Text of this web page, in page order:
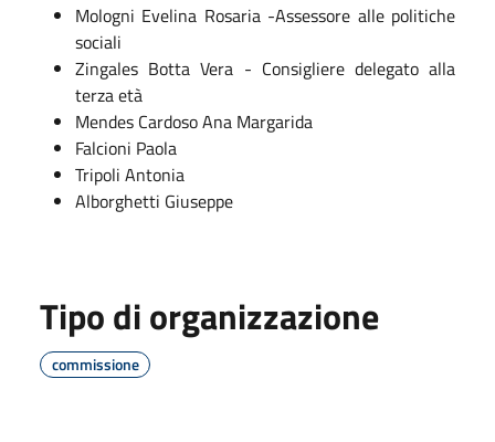
Mologni Evelina Rosaria -Assessore alle politiche
sociali
Zingales Botta Vera - Consigliere delegato alla
terza età
Mendes Cardoso Ana Margarida
Falcioni Paola
Tripoli Antonia
Alborghetti Giuseppe
Tipo di organizzazione
commissione